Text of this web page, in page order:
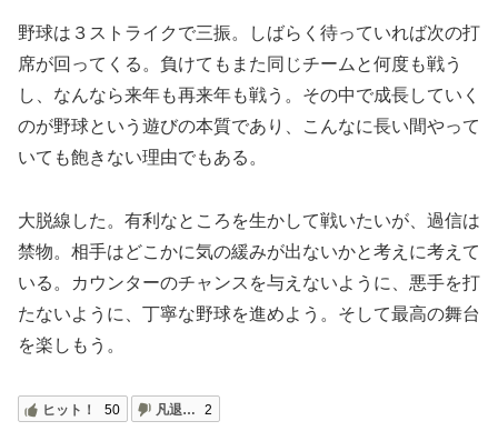
野球は３ストライクで三振。しばらく待っていれば次の打
席が回ってくる。負けてもまた同じチームと何度も戦う
し、なんなら来年も再来年も戦う。その中で成長していく
のが野球という遊びの本質であり、こんなに長い間やって
いても飽きない理由でもある。
大脱線した。有利なところを生かして戦いたいが、過信は
禁物。相手はどこかに気の緩みが出ないかと考えに考えて
いる。カウンターのチャンスを与えないように、悪手を打
たないように、丁寧な野球を進めよう。そして最高の舞台
を楽しもう。
ヒット！ 50 凡退… 2